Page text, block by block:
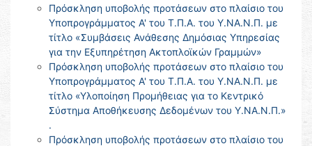
Πρόσκληση υποβολής προτάσεων στο πλαίσιο του
Υποπρογράμματος Α' του Τ.Π.Α. του Υ.ΝΑ.Ν.Π. με
τίτλο «Συμβάσεις Ανάθεσης Δημόσιας Υπηρεσίας
για την Εξυπηρέτηση Ακτοπλοϊκών Γραμμών»
Πρόσκληση υποβολής προτάσεων στο πλαίσιο του
Υποπρογράμματος Α' του Τ.Π.Α. του Υ.ΝΑ.Ν.Π. με
τίτλο «Υλοποίηση Προμήθειας για το Κεντρικό
Σύστημα Αποθήκευσης Δεδομένων του Υ.ΝΑ.Ν.Π.»
.
Πρόσκληση υποβολής προτάσεων στο πλαίσιο του